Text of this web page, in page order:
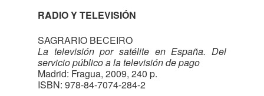
RADIO Y TELEVISIÓN
SAGRARIO BECEIRO
La televisión por satélite en España. Del
servicio público a la televisión de pago
Madrid: Fragua, 2009, 240 p.
ISBN: 978-84-7074-284-2